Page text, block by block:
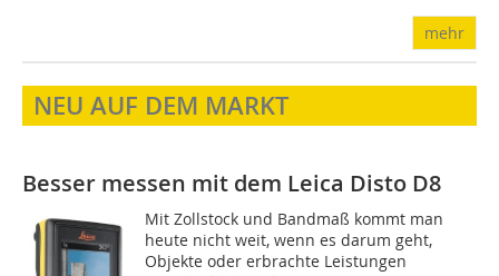
mehr
NEU AUF DEM MARKT
Besser messen mit dem Leica Disto D8
Mit Zollstock und Bandmaß kommt man
heute nicht weit, wenn es darum geht,
Objekte oder erbrachte Leistungen